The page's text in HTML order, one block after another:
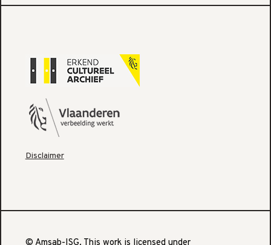
Disclaimer
© Amsab-ISG. This work is licensed under